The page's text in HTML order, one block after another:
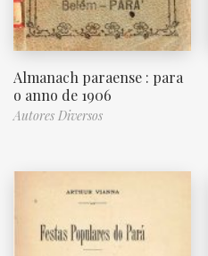
Almanach paraense : para
o anno de 1906
Autores Diversos